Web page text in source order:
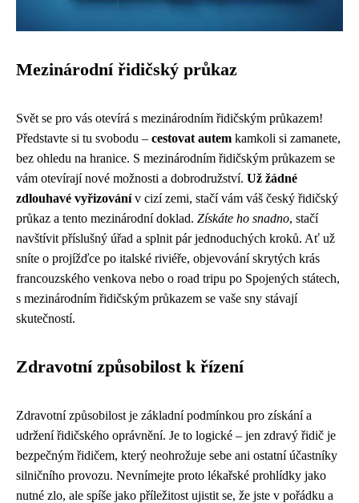
Mezinárodní řidičský průkaz
Svět se pro vás otevírá s mezinárodním řidičským průkazem!
Představte si tu svobodu – cestovat autem kamkoli si zamanete,
bez ohledu na hranice. S mezinárodním řidičským průkazem se
vám otevírají nové možnosti a dobrodružství. Už žádné
zdlouhavé vyřizovánív cizí zemi, stačí vám váš český řidičský
průkaz a tento mezinárodní doklad. Získáte ho snadno, stačí
navštívit příslušný úřad a splnit pár jednoduchých kroků. Ať už
sníte o projížďce po italské riviéře, objevování skrytých krás
francouzského venkova nebo o road tripu po Spojených státech,
s mezinárodním řidičským průkazem se vaše sny stávají
skutečností.
Zdravotní způsobilost k řízení
Zdravotní způsobilost je základní podmínkou pro získání a
udržení řidičského oprávnění. Je to logické – jen zdravý řidič je
bezpečným řidičem, který neohrožuje sebe ani ostatní účastníky
silničního provozu. Nevnímejte proto lékařské prohlídky jako
nutné zlo, ale spíše jako příležitost ujistit se, že jste v pořádku a